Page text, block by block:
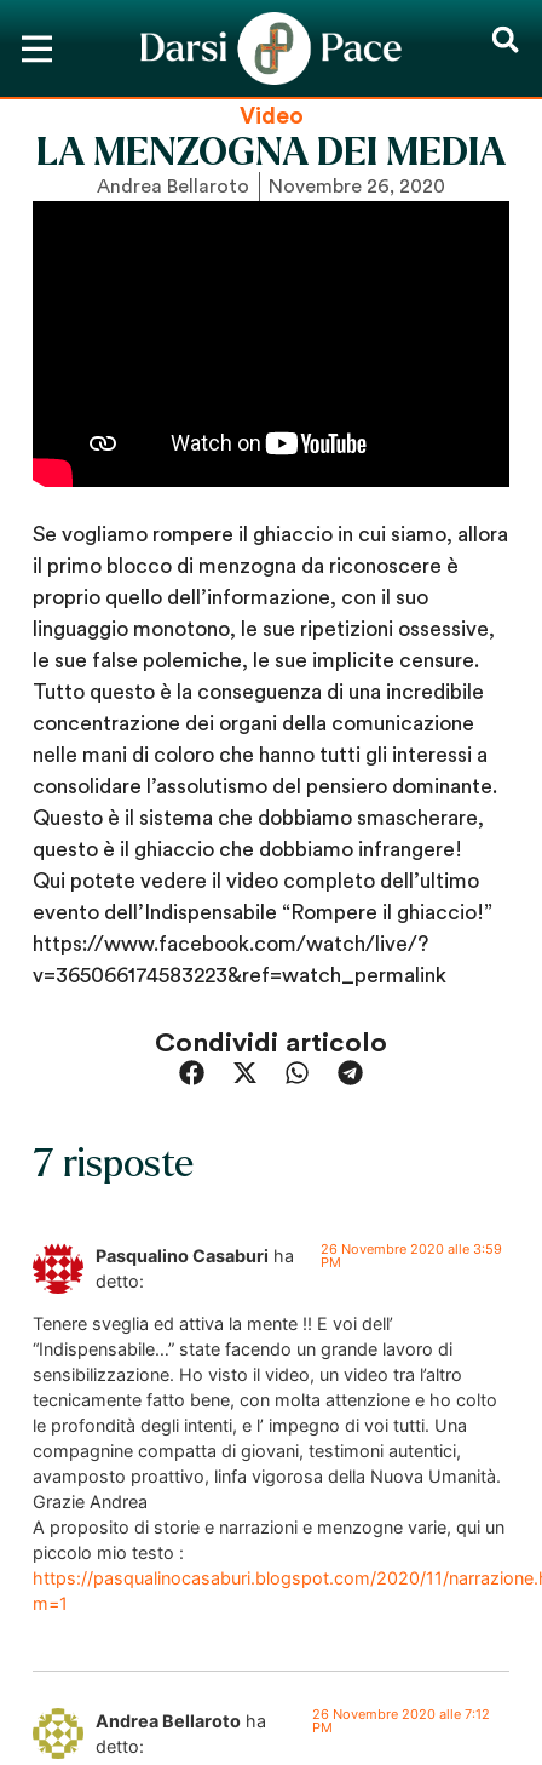
Video
LA MENZOGNA DEI MEDIA
Andrea Bellaroto Novembre 26, 2020
Se vogliamo rompere il ghiaccio in cui siamo, allora
il primo blocco di menzogna da riconoscere è
proprio quello dell’informazione, con il suo
linguaggio monotono, le sue ripetizioni ossessive,
le sue false polemiche, le sue implicite censure.
Tutto questo è la conseguenza di una incredibile
concentrazione dei organi della comunicazione
nelle mani di coloro che hanno tutti gli interessi a
consolidare l’assolutismo del pensiero dominante.
Questo è il sistema che dobbiamo smascherare,
questo è il ghiaccio che dobbiamo infrangere!
Qui potete vedere il video completo dell’ultimo
evento dell’Indispensabile “Rompere il ghiaccio!”
https://www.facebook.com/watch/live/?
v=365066174583223&ref=watch_permalink
Condividi articolo
7 risposte
Pasqualino Casaburi ha
detto:
26 Novembre 2020 alle 3:59
PM
Tenere sveglia ed attiva la mente !! E voi dell’
“Indispensabile…” state facendo un grande lavoro di
sensibilizzazione. Ho visto il video, un video tra l’altro
tecnicamente fatto bene, con molta attenzione e ho colto
le profondità degli intenti, e l’ impegno di voi tutti. Una
compagnine compatta di giovani, testimoni autentici,
avamposto proattivo, linfa vigorosa della Nuova Umanità.
Grazie Andrea
A proposito di storie e narrazioni e menzogne varie, qui un
piccolo mio testo :
https://pasqualinocasaburi.blogspot.com/2020/11/
m=1
Andrea Bellaroto ha
detto:
26 Novembre 2020 alle 7:12
PM